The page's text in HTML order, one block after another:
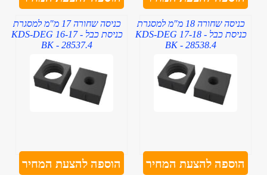
כניסה שחורה 18 מ"מ למסגרת
כניסת כבל - KDS-DEG 17-18
BK - 28538.4
הוספה להצעת המחיר
כניסה שחורה 17 מ"מ למסגרת
כניסת כבל - KDS-DEG 16-17
BK - 28537.4
הוספה להצעת המחיר